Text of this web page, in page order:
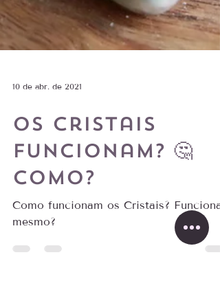
10 de abr. de 2021
Os cristais
funcionam? 🤔
Como?